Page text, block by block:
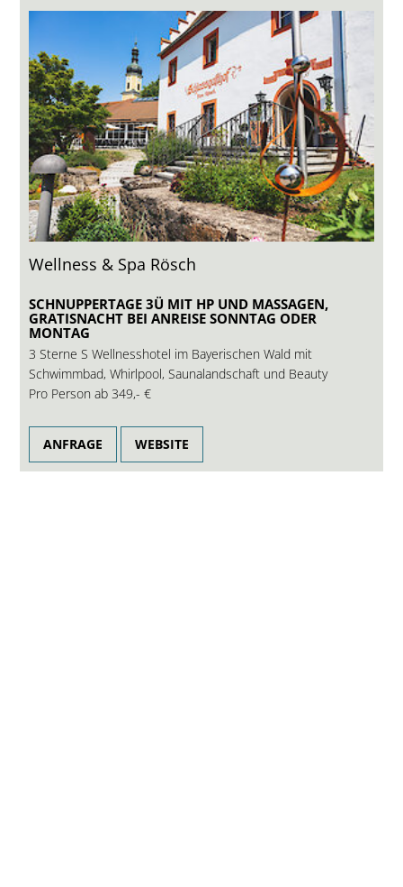
Wellness & Spa Rösch
SCHNUPPERTAGE 3Ü MIT HP UND MASSAGEN,
GRATISNACHT BEI ANREISE SONNTAG ODER
MONTAG
3 Sterne S Wellnesshotel im Bayerischen Wald mit
Schwimmbad, Whirlpool, Saunalandschaft und Beauty
Pro Person ab349,- €
ANFRAGE WEBSITE